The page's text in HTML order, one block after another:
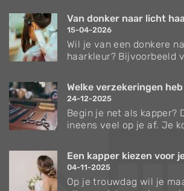
Van donker naar licht
15-04-2026
Wil je van een donkere
haarkleur? Bijvoorbeeld
Welke verzekeringen
24-12-2025
Begin je net als kapper?
ineens veel op je af. Je
Een kapper kiezen voor
04-11-2025
Op je trouwdag wil je